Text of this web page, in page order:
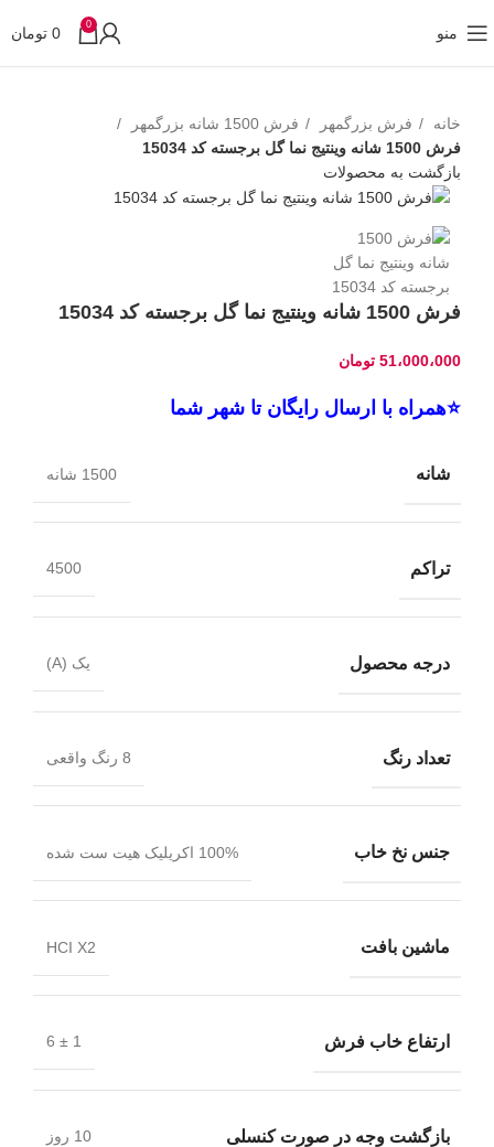
منو 0
0 تومان
خانه فرش بزرگمهر
فرش 1500 شانه بزرگمهر
فرش 1500 شانه وینتیج نما گل برجسته کد 15034
بازگشت به محصولات
فرش 1500 شانه وینتیج نما گل برجسته کد 15034
51،000،000 تومان
⭐همراه با ارسال رایگان تا شهر شما
شانه 1500 شانه
تراکم 4500
درجه محصول یک (A)
تعداد رنگ 8 رنگ واقعی
جنس نخ خاب 100% اکریلیک هیت ست شده
ماشین بافت HCI X2
ارتفاع خاب فرش 1 ± 6
بازگشت وجه در صورت کنسلی 10 روز